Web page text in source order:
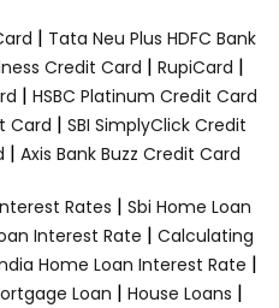
| Tata Neu Plus HDFC Bank
Credit Card | RupiCard |
| HSBC Platinum Credit Card
Card | SBI SimplyClick Credit
| Axis Bank Buzz Credit Card
Rates | Sbi Home Loan
Interest Rate | Calculating
Home Loan Interest Rate |
Loan | House Loans |